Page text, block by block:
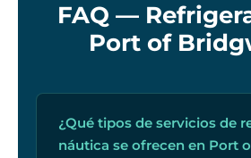
FAQ —
Port of
¿Qué tipos de servicios de
náutica se ofrecen en Port